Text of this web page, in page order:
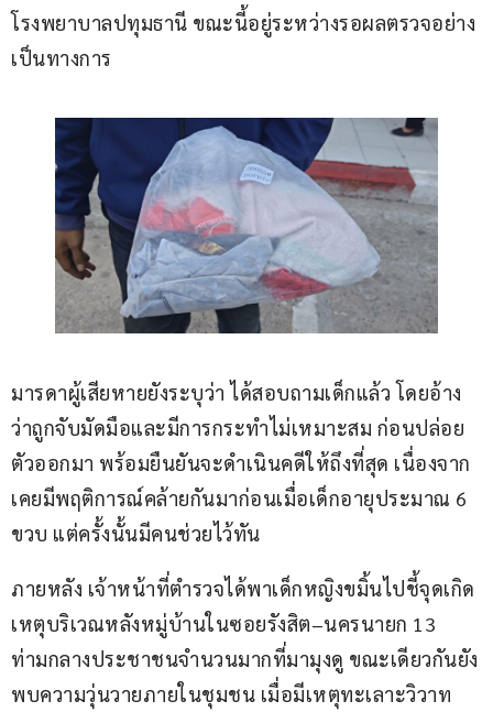
โรงพยาบาลปทุมธานี ขณะนี้อยู่ระหว่างรอผลตรวจอย่าง
เป็นทางการ
มารดาผู้เสียหายยังระบุว่า ได้สอบถามเด็กแล้ว โดยอ้าง
ว่าถูกจับมัดมือและมีการกระทำไม่เหมาะสม ก่อนปล่อย
ตัวออกมา พร้อมยืนยันจะดำเนินคดีให้ถึงที่สุด เนื่องจาก
เคยมีพฤติการณ์คล้ายกันมาก่อนเมื่อเด็กอายุประมาณ 6
ขวบ แต่ครั้งนั้นมีคนช่วยไว้ทัน
ภายหลัง เจ้าหน้าที่ตำรวจได้พาเด็กหญิงขมิ้นไปชี้จุดเกิด
เหตุบริเวณหลังหมู่บ้านในซอยรังสิต–นครนายก 13
ท่ามกลางประชาชนจำนวนมากที่มามุงดู ขณะเดียวกันยัง
พบความวุ่นวายภายในชุมชน เมื่อมีเหตุทะเลาะวิวาท